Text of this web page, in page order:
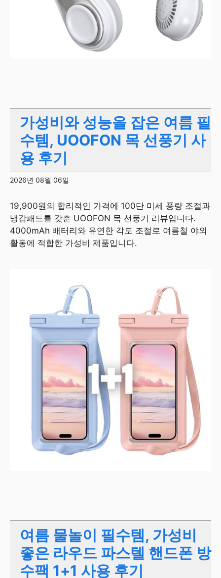
가성비와 성능을 잡은 여름 필
수템, UOOFON 목 선풍기 사
용 후기
2026년 08월 06일
19,900원의 합리적인 가격에 100단 미세 풍량 조절과
냉감패드를 갖춘 UOOFON 목 선풍기 리뷰입니다.
4000mAh 배터리와 유연한 각도 조절로 여름철 야외
활동에 적합한 가성비 제품입니다.
여름 물놀이 필수템, 가성비
좋은 라우드 파스텔 핸드폰 방
수팩 1+1 사용 후기